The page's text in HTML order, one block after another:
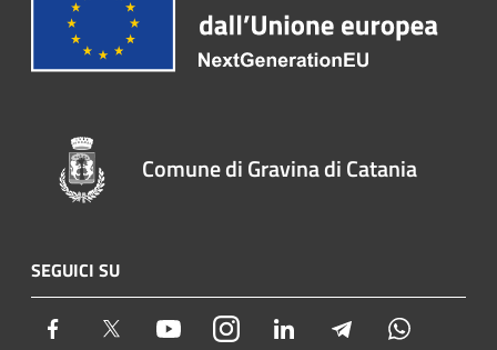
Comune di Gravina di Catania
SEGUICI SU
Facebook Twitter YoutubeInstagram LinkedIn Telegram